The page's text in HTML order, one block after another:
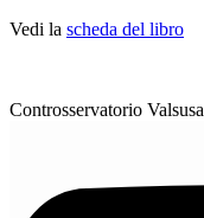
Vedi la scheda del libro
Controsservatorio Valsusa